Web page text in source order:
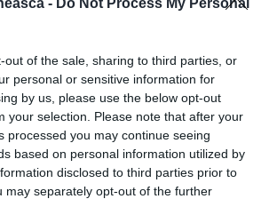
- Do Not Process My Personal
out of the sale, sharing to third parties, or
personal or sensitive information for
by us, please use the below opt-out
your selection. Please note that after your
processed you may continue seeing
based on personal information utilized by
disclosed to third parties prior to
may separately opt-out of the further
faţa familiei mele şi în faţa familiei
Este cea mai neagră pagină din
dacă eşti o persoană furioasă, este
îi dai o palmă soţiei tale în faţa
tău. Aceasta a fost viaţa mea”, a
născută la Adjud, adăugând: „Am
încât nu mai puteam să cânt.